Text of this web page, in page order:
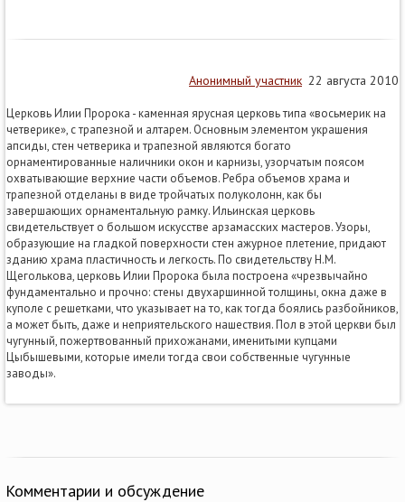
Анонимный участник 22 августа 2010
Церковь Илии Пророка - каменная ярусная церковь типа «восьмерик на
четверике», с трапезной и алтарем. Основным элементом украшения
апсиды, стен четверика и трапезной являются богато
орнаментированные наличники окон и карнизы, узорчатым поясом
охватывающие верхние части объемов. Ребра объемов храма и
трапезной отделаны в виде тройчатых полуколонн, как бы
завершающих орнаментальную рамку. Ильинская церковь
свидетельствует о большом искусстве арзамасских мастеров. Узоры,
образующие на гладкой поверхности стен ажурное плетение, придают
зданию храма пластичность и легкость. По свидетельству Н.М.
Щеголькова, церковь Илии Пророка была построена «чрезвычайно
фундаментально и прочно: стены двухаршинной толщины, окна даже в
куполе с решетками, что указывает на то, как тогда боялись разбойников,
а может быть, даже и неприятельского нашествия. Пол в этой церкви был
чугунный, пожертвованный прихожанами, именитыми купцами
Цыбышевыми, которые имели тогда свои собственные чугунные
заводы».
Комментарии и обсуждение